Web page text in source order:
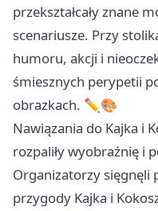
przekształcały znane
scenariusze. Przy
humoru, akcji i
śmiesznych perypetii
obrazkach. ✏️🎨
Nawiązania do Kajka i
rozpaliły wyobraźnię i
Organizatorzy sięgnęli
przygody Kajka i